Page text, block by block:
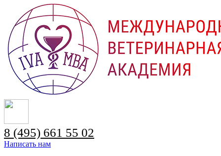
8 (495) 661 55 02
Написать нам